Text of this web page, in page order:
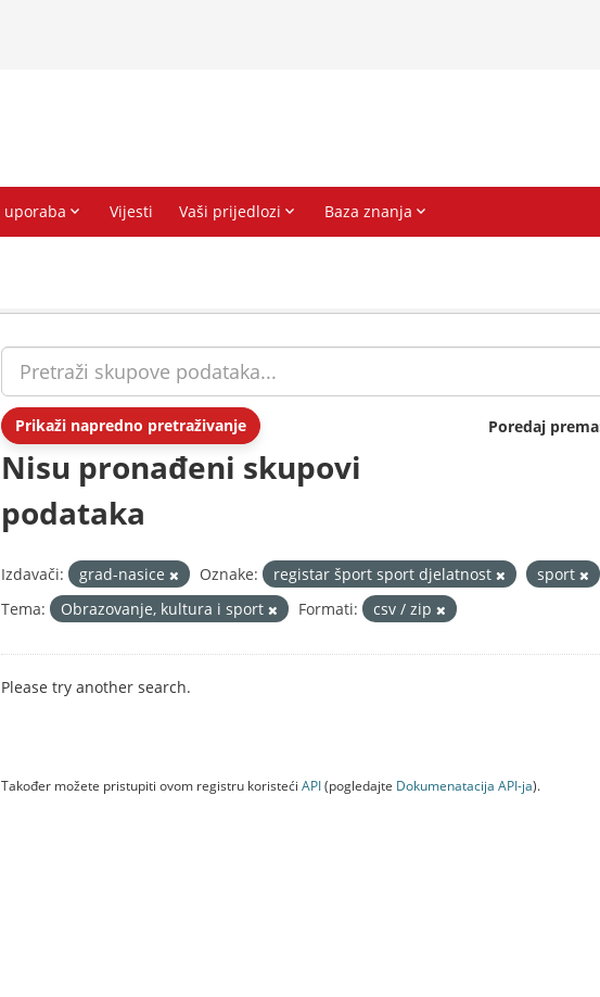
Prikaži napredno pretraživanje Poredaj prema
Nisu pronađeni skupovi
podataka
Izdavači: grad-nasice Oznake: registar šport sport djelatnost sport
Tema:
Obrazovanje, kultura i sport Formati: csv / zip
Please try another search.
Također možete pristupiti ovom registru koristeći API(pogledajte Dokumenаtаcijа API-jа).